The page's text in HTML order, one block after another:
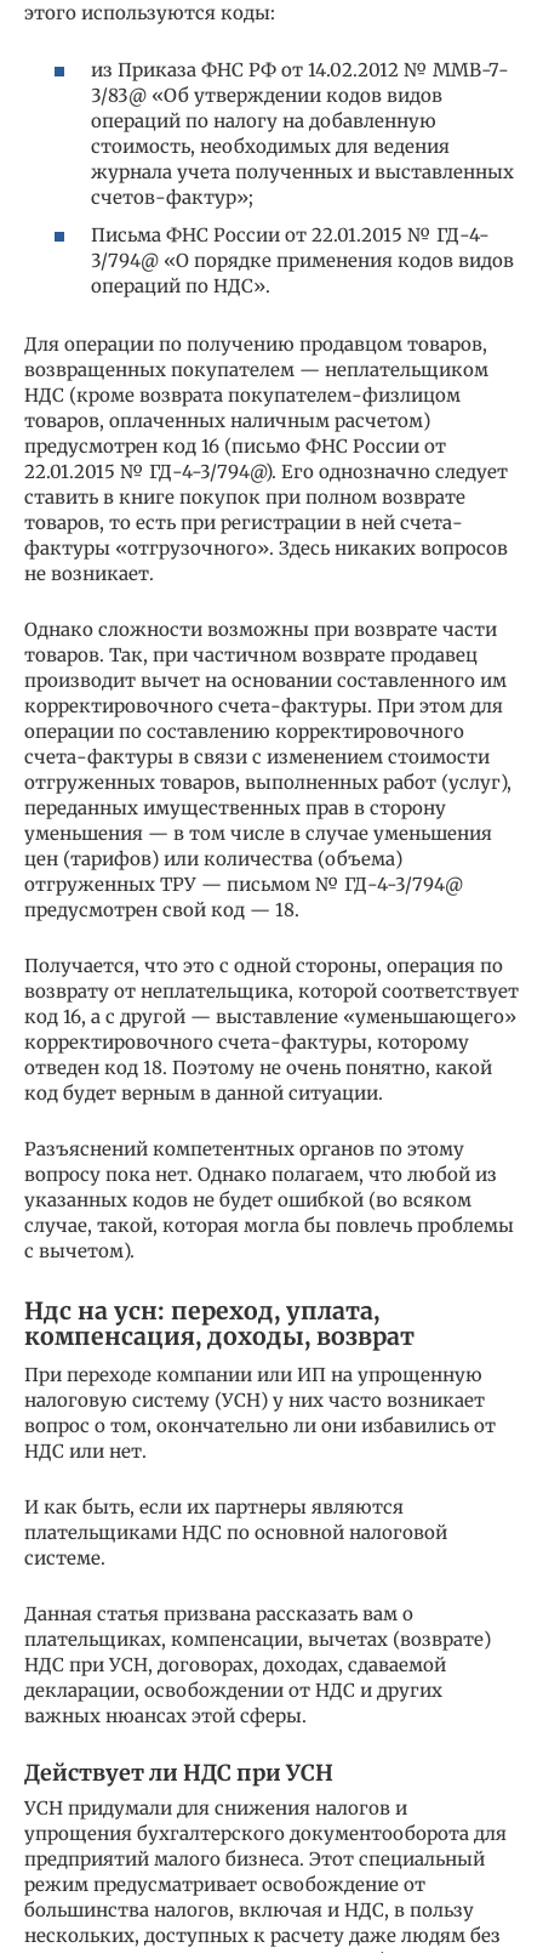
этого используются коды:
из Приказа ФНС РФ от 14.02.2012 № ММВ-7-
3/83@ «Об утверждении кодов видов
операций по налогу на добавленную
стоимость, необходимых для ведения
журнала учета полученных и выставленных
счетов-фактур»;
Письма ФНС России от 22.01.2015 № ГД-4-
3/794@ «О порядке применения кодов видов
операций по НДС».
Для операции по получению продавцом товаров,
возвращенных покупателем — неплательщиком
НДС (кроме возврата покупателем-физлицом
товаров, оплаченных наличным расчетом)
предусмотрен код 16 (письмо ФНС России от
22.01.2015 № ГД-4-3/794@). Его однозначно следует
ставить в книге покупок при полном возврате
товаров, то есть при регистрации в ней счета-
фактуры «отгрузочного». Здесь никаких вопросов
не возникает.
Однако сложности возможны при возврате части
товаров. Так, при частичном возврате продавец
производит вычет на основании составленного им
корректировочного счета-фактуры. При этом для
операции по составлению корректировочного
счета-фактуры в связи с изменением стоимости
отгруженных товаров, выполненных работ (услуг),
переданных имущественных прав в сторону
уменьшения — в том числе в случае уменьшения
цен (тарифов) или количества (объема)
отгруженных ТРУ — письмом № ГД-4-3/794@
предусмотрен свой код — 18.
Получается, что это с одной стороны, операция по
возврату от неплательщика, которой соответствует
код 16, а с другой — выставление «уменьшающего»
корректировочного счета-фактуры, которому
отведен код 18. Поэтому не очень понятно, какой
код будет верным в данной ситуации.
Разъяснений компетентных органов по этому
вопросу пока нет. Однако полагаем, что любой из
указанных кодов не будет ошибкой (во всяком
случае, такой, которая могла бы повлечь проблемы
с вычетом).
Ндс на усн: переход, уплата,
компенсация, доходы, возврат
При переходе компании или ИП на упрощенную
налоговую систему (УСН) у них часто возникает
вопрос о том, окончательно ли они избавились от
НДС или нет.
И как быть, если их партнеры являются
плательщиками НДС по основной налоговой
системе.
Данная статья призвана рассказать вам о
плательщиках, компенсации, вычетах (возврате)
НДС при УСН, договорах, доходах, сдаваемой
декларации, освобождении от НДС и других
важных нюансах этой сферы.
Действует ли НДС при УСН
УСН придумали для снижения налогов и
упрощения бухгалтерского документооборота для
предприятий малого бизнеса. Этот специальный
режим предусматривает освобождение от
большинства налогов, включая и НДС, в пользу
нескольких, доступных к расчету даже людям без